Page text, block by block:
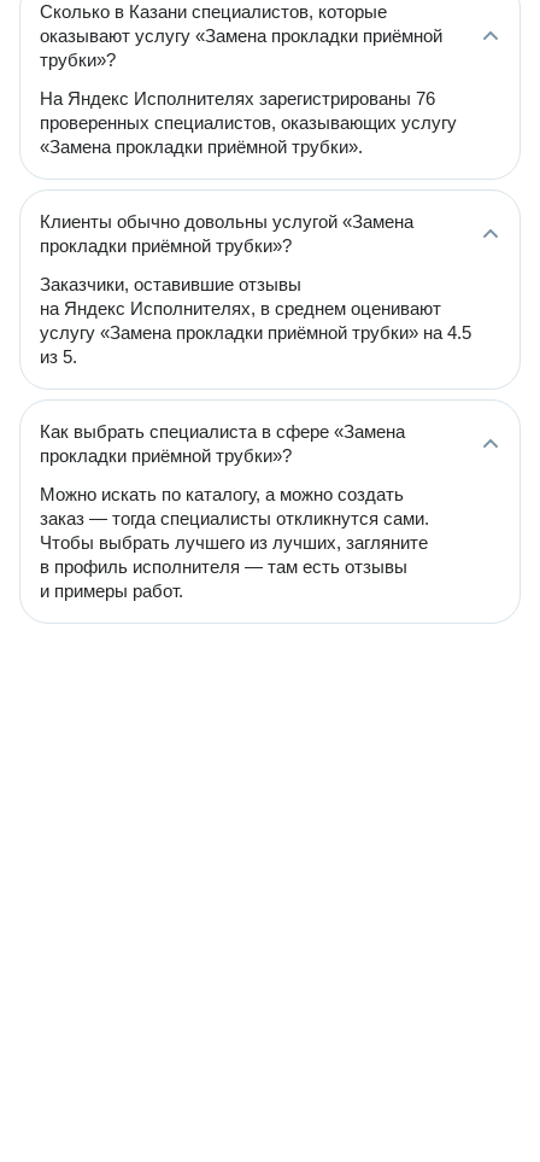
Сколько в Казани специалистов, которые
оказывают услугу «Замена прокладки приёмной
трубки»?
На Яндекс Исполнителях зарегистрированы 76
проверенных специалистов, оказывающих услугу
«Замена прокладки приёмной трубки».
Клиенты обычно довольны услугой «Замена
прокладки приёмной трубки»?
Заказчики, оставившие отзывы
на Яндекс Исполнителях, в среднем оценивают
услугу «Замена прокладки приёмной трубки» на 4.5
из 5.
Как выбрать специалиста в сфере «Замена
прокладки приёмной трубки»?
Можно искать по каталогу, а можно создать
заказ — тогда специалисты откликнутся сами.
Чтобы выбрать лучшего из лучших, загляните
в профиль исполнителя — там есть отзывы
и примеры работ.